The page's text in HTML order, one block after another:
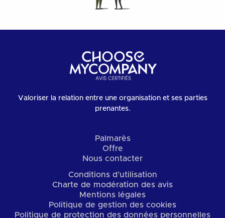
Valoriser la relation entre une organisation et ses parties
prenantes.
Palmarès
Offre
Nous contacter
Conditions d’utilisation
Charte de modération des avis
Mentions légales
Politique de gestion des cookies
Politique de protection des données personnelles